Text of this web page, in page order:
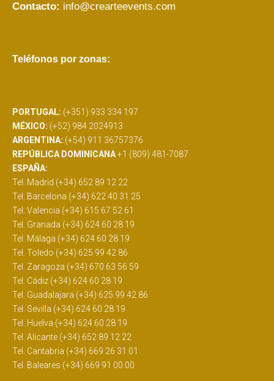
Contacto: info@crearteevents.com
Teléfonos por zonas:
PORTUGAL: (+351) 933 334 197
MÉXICO: (+52) 984 2024913
ARGENTINA: (+54) 911 36757376
REPÚBLICA DOMINICANA+1 (809) 481-7087
ESPAÑA:
Tel. Madrid (+34) 652 89 12 22
Tel. Barcelona (+34) 622 40 31 25
Tel. Valencia (+34) 615 67 52 61
Tel. Granada (+34) 624 60 28 19
Tel. Málaga (+34) 624 60 28 19
Tel. Toledo (+34) 625 99 42 86
Tel. Zaragoza (+34) 670 63 56 59
Tel. Cádiz (+34) 624 60 28 19
Tel. Guadalajara (+34) 625 99 42 86
Tel. Sevilla (+34) 624 60 28 19
Tel. Huelva (+34) 624 60 28 19
Tel. Alicante (+34) 652 89 12 22
Tel. Cantabria (+34) 669 26 31 01
Tel. Baleares (+34) 669 91 00 00